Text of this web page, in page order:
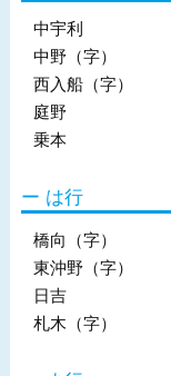
中宇利
中野（字）
西入船（字）
庭野
乗本
は行
橋向（字）
東沖野（字）
日吉
札木（字）